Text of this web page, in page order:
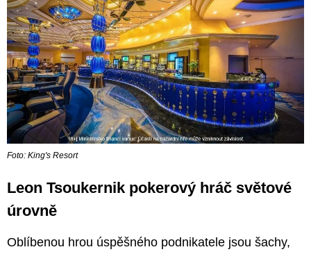
Foto: King's Resort
Leon Tsoukernik pokerový hráč světové
úrovně
Oblíbenou hrou úspěšného podnikatele jsou šachy,